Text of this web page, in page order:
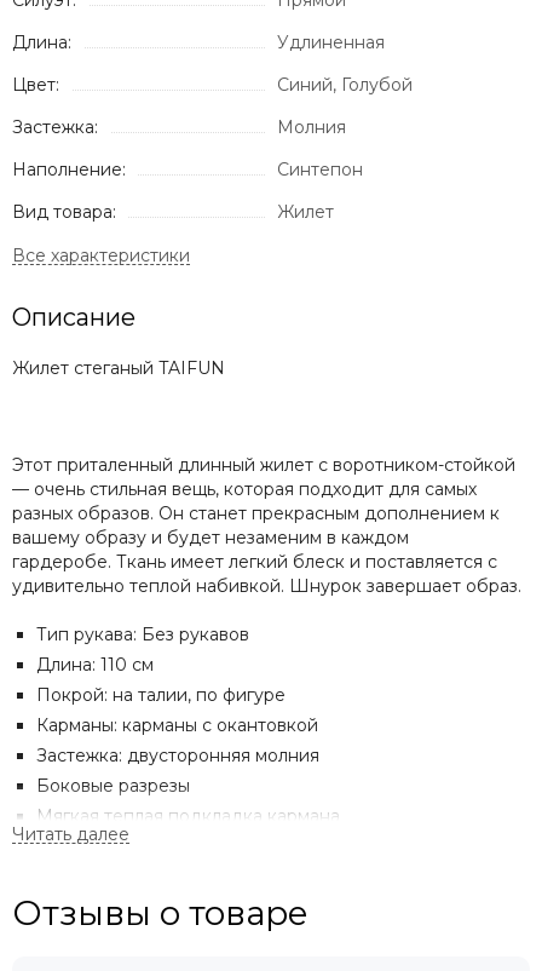
Длина:
Удлиненная
Цвет:
Синий, Голубой
Застежка:
Молния
Наполнение:
Синтепон
Вид товара:
Жилет
Описание
Жилет стеганый TAIFUN
Этот приталенный длинный жилет с воротником-стойкой
— очень стильная вещь, которая подходит для самых
разных образов. Он станет прекрасным дополнением к
вашему образу и будет незаменим в каждом
гардеробе. Ткань имеет легкий блеск и поставляется с
удивительно теплой набивкой. Шнурок завершает образ.
Тип рукава: Без рукавов
Длина: 110 см
Покрой: на талии, по фигуре
Карманы: карманы с окантовкой
Застежка: двусторонняя молния
Боковые разрезы
Мягкая теплая подкладка кармана
Приподнятая талия с кулиской
Наполнитель: 100% полиэстер
Наша модель ростом 176 см и носит 36EU размер.
Отзывы о товаре